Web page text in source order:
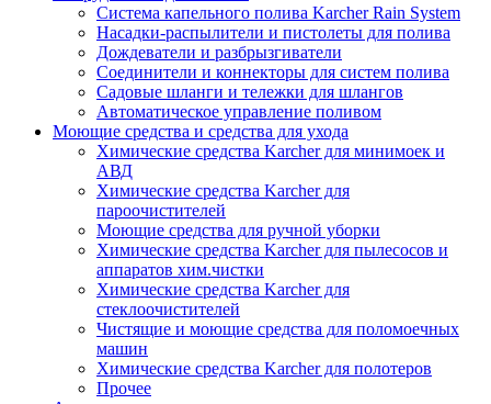
Система капельного полива Karcher Rain System
Насадки-распылители и пистолеты для полива
Дождеватели и разбрызгиватели
Соединители и коннекторы для систем полива
Садовые шланги и тележки для шлангов
Автоматическое управление поливом
Моющие средства и средства для ухода
Химические средства Karcher для минимоек и
АВД
Химические средства Karcher для
пароочистителей
Моющие средства для ручной уборки
Химические средства Karcher для пылесосов и
аппаратов хим.чистки
Химические средства Karcher для
стеклоочистителей
Чистящие и моющие средства для поломоечных
машин
Химические средства Karcher для полотеров
Прочее